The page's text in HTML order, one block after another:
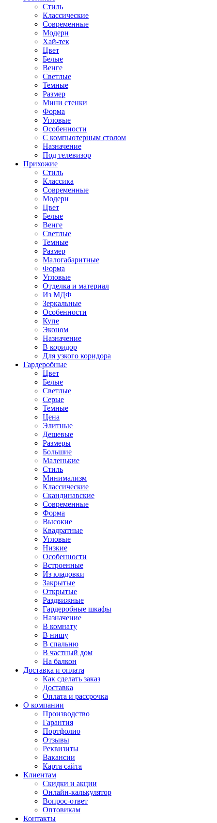
Стиль
Классические
Современные
Модерн
Хай-тек
Цвет
Белые
Венге
Светлые
Темные
Размер
Мини стенки
Форма
Угловые
Особенности
С компьютерным столом
Назначение
Под телевизор
Прихожие
Стиль
Классика
Современные
Модерн
Цвет
Белые
Венге
Светлые
Темные
Размер
Малогабаритные
Форма
Угловые
Отделка и материал
Из МДФ
Зеркальные
Особенности
Купе
Эконом
Назначение
В коридор
Для узкого коридора
Гардеробные
Цвет
Белые
Светлые
Серые
Темные
Цена
Элитные
Дешевые
Размеры
Большие
Маленькие
Стиль
Минимализм
Классические
Скандинавские
Современные
Форма
Высокие
Квадратные
Угловые
Низкие
Особенности
Встроенные
Из кладовки
Закрытые
Открытые
Раздвижные
Гардеробные шкафы
Назначение
В комнату
В нишу
В спальню
В частный дом
На балкон
Доставка и оплата
Как сделать заказ
Доставка
Оплата и рассрочка
О компании
Производство
Гарантия
Портфолио
Отзывы
Реквизиты
Вакансии
Карта сайта
Клиентам
Скидки и акции
Онлайн-калькулятор
Вопрос-ответ
Оптовикам
Контакты